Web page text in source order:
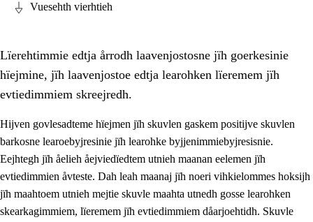
Vuesehth vierhtieh
Lïerehtimmie edtja årrodh laavenjostosne jïh goerkesinie
hïejmine, jïh laavenjostoe edtja learohken lïeremem jïh
evtiedimmiem skreejredh.
Hijven govlesadteme hïejmen jïh skuvlen gaskem positijve skuvlen
barkosne learoebyjresinie jïh learohke byjjenimmiebyjresisnie.
Eejhtegh jïh åelieh åejviedïedtem utnieh maanan eelemen jïh
evtiedimmien åvteste. Dah leah maanaj jïh noeri vihkielommes hoksijh
jïh maahtoem utnieh mejtie skuvle maahta utnedh gosse learohken
skearkagimmiem, lïeremem jïh evtiedimmiem dåarjoehtidh. Skuvle